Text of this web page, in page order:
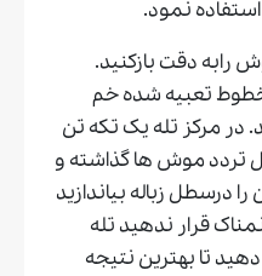
استفاده نمود.
دقت بازکنید.
خطوط تعبیه شده خم
در مرکز تله یک تکه تن
تردد موش ها گذاشته و
درسطل زباله بیاندازید
قرار ندهید تله
تا بهترین نتیجه